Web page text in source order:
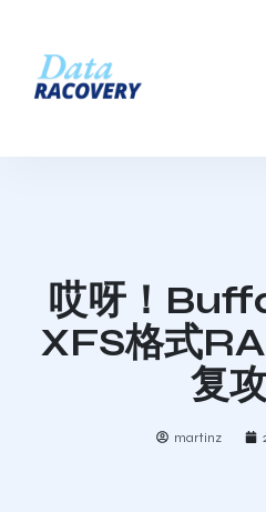
哎呀！
XFS格式
复
martinz